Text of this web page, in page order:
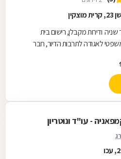
שניה ודירות מקבלן, רישום בית
לאגודה לתרבות הדיור, חבר
- עו"ד ונוטריון